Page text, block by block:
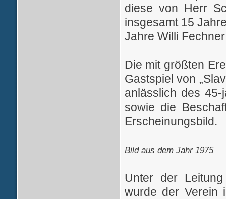
diese von Herr
insgesamt 15
Jahre Willi
Die mit größten
Gastspiel von
anlässlich des
sowie die
Erscheinungsbild.
Bild aus dem Jahr 1975
Unter der
wurde der Verein